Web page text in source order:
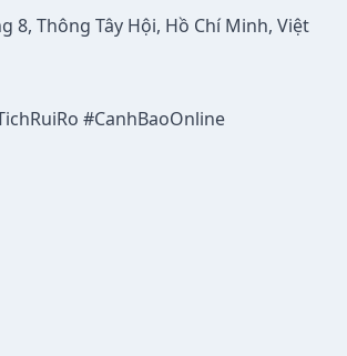
8, Thông Tây Hội, Hồ Chí Minh, Việt
#CanhBaoOnline